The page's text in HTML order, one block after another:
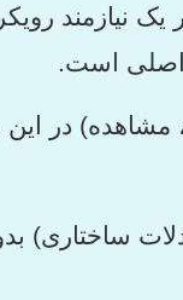
نیازمند
اصلی است.
در این
ساختاری)